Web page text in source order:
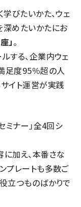
びたいかた、ウェ
深めたいかたにお
」。
する、企業内ウェ
足度95％超の人
イト運営が実践
ミナー」全4回シ
加え、本番さな
プレートも多数ご
立つものばかりで